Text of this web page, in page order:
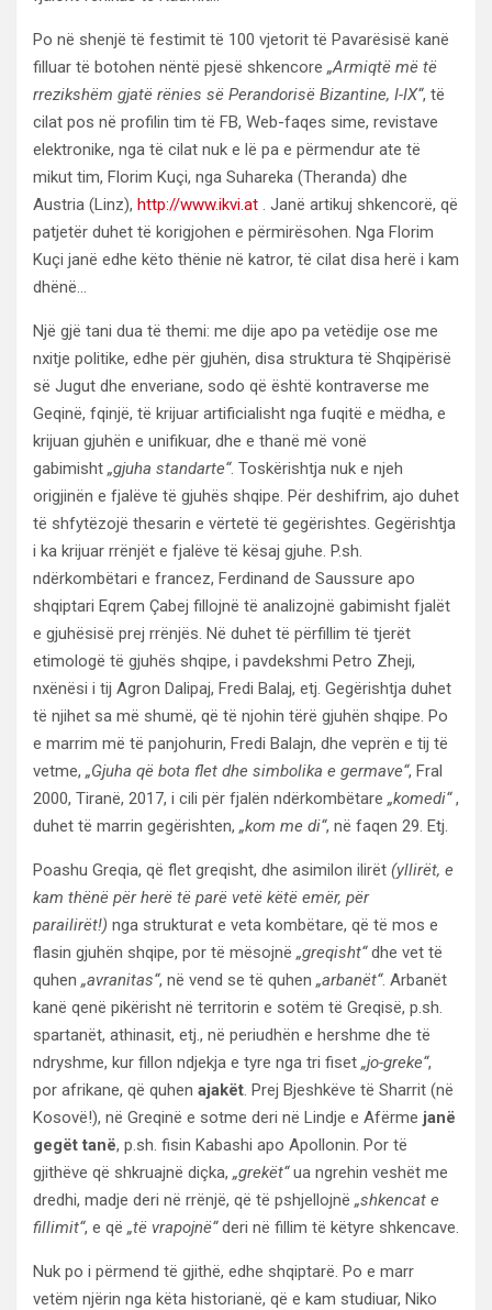
Po në shenjë të festimit të 100 vjetorit të Pavarësisë kanë
filluar të botohen nëntë pjesë shkencore „Armiqtë më të
rrezikshëm gjatë rënies së Perandorisë Bizantine, I-IX“, të
cilat pos në profilin tim të FB, Web-faqes sime, revistave
elektronike, nga të cilat nuk e lë pa e përmendur ate të
mikut tim, Florim Kuçi, nga Suhareka (Theranda) dhe
Austria (Linz), http://www.ikvi.at . Janë artikuj shkencorë, që
patjetër duhet të korigjohen e përmirësohen. Nga Florim
Kuçi janë edhe këto thënie në katror, të cilat disa herë i kam
dhënë…
Një gjë tani dua të themi: me dije apo pa vetëdije ose me
nxitje politike, edhe për gjuhën, disa struktura të Shqipërisë
së Jugut dhe enveriane, sodo që është kontraverse me
Geqinë, fqinjë, të krijuar artificialisht nga fuqitë e mëdha, e
krijuan gjuhën e unifikuar, dhe e thanë më vonë
gabimisht „gjuha standarte“. Toskërishtja nuk e njeh
origjinën e fjalëve të gjuhës shqipe. Për deshifrim, ajo duhet
të shfytëzojë thesarin e vërtetë të gegërishtes. Gegërishtja
i ka krijuar rrënjët e fjalëve të kësaj gjuhe. P.sh.
ndërkombëtari e francez, Ferdinand de Saussure apo
shqiptari Eqrem Çabej fillojnë të analizojnë gabimisht fjalët
e gjuhësisë prej rrënjës. Në duhet të përfillim të tjerët
etimologë të gjuhës shqipe, i pavdekshmi Petro Zheji,
nxënësi i tij Agron Dalipaj, Fredi Balaj, etj. Gegërishtja duhet
të njihet sa më shumë, që të njohin tërë gjuhën shqipe. Po
e marrim më të panjohurin, Fredi Balajn, dhe veprën e tij të
vetme, „Gjuha që bota flet dhe simbolika e germave“, Fral
2000, Tiranë, 2017, i cili për fjalën ndërkombëtare „komedi“,
duhet të marrin gegërishten, „kom me di“, në faqen 29. Etj.
Poashu Greqia, që flet greqisht, dhe asimilon ilirët (yllirët, e
kam thënë për herë të parë vetë këtë emër, për
parailirët!) nga strukturat e veta kombëtare, që të mos e
flasin gjuhën shqipe, por të mësojnë „greqisht“dhe vet të
quhen „avranitas“, në vend se të quhen „arbanët“. Arbanët
kanë qenë pikërisht në territorin e sotëm të Greqisë, p.sh.
spartanët, athinasit, etj., në periudhën e hershme dhe të
ndryshme, kur fillon ndjekja e tyre nga tri fiset „jo-greke“,
por afrikane, që quhen ajakët. Prej Bjeshkëve të Sharrit (në
Kosovë!), në Greqinë e sotme deri në Lindje e Afërme janë
gegët tanë, p.sh. fisin Kabashi apo Apollonin. Por të
gjithëve që shkruajnë diçka, „grekët“ua ngrehin veshët me
dredhi, madje deri në rrënjë, që të pshjellojnë „shkencat e
fillimit“, e që „të vrapojnë“deri në fillim të këtyre shkencave.
Nuk po i përmend të gjithë, edhe shqiptarë. Po e marr
vetëm njërin nga këta historianë, që e kam studiuar, Niko